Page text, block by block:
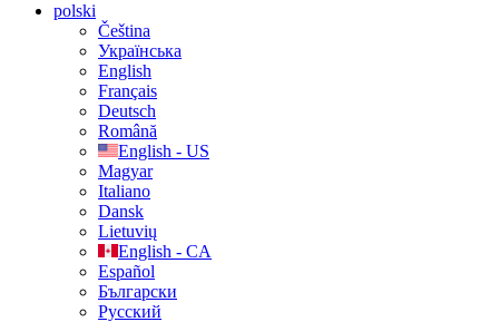
polski
Čeština
Українська
English
Français
Deutsch
Română
English - US
Magyar
Italiano
Dansk
Lietuvių
English - CA
Español
Български
Русский